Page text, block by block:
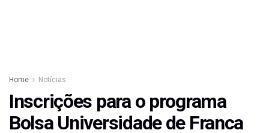
Home Notícias
Inscrições para o programa
Bolsa Universidade de Franca